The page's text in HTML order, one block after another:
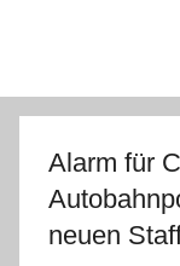
123.de
Alarm für
neuen